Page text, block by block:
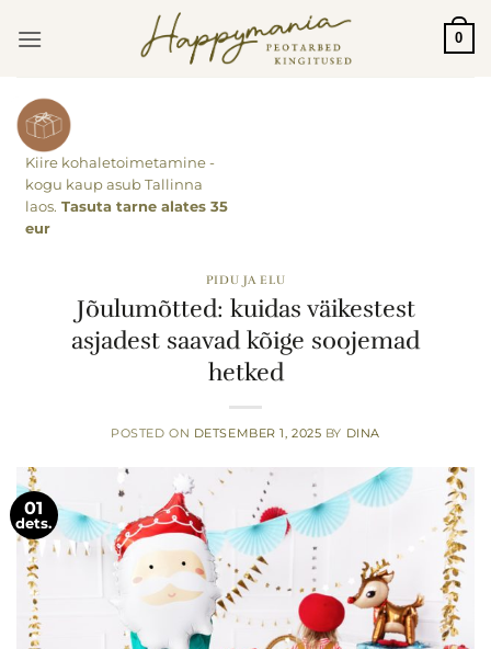
0
Kiire kohaletoimetamine -
kogu kaup asub Tallinna
laos. Tasuta tarne alates 35
eur
PIDU JA ELU
Jõulumõtted: kuidas väikestest
asjadest saavad kõige soojemad
hetked
POSTED ON DETSEMBER 1, 2025 BY DINA
01
dets.